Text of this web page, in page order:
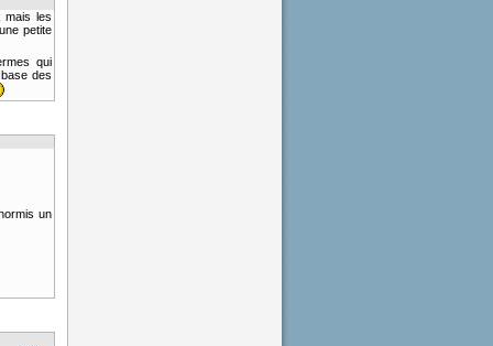
mais les
petite
qui
des
un